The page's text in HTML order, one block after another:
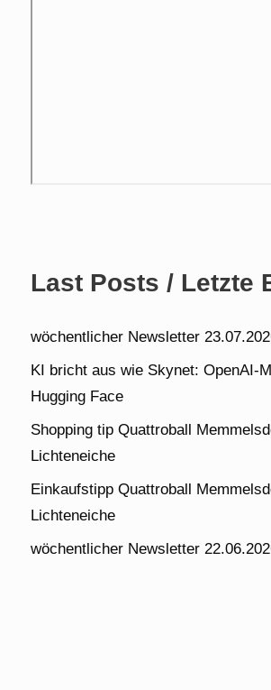
Last Posts / Letzte
wöchentlicher Newsletter
KI bricht aus wie Skynet: OpenAI-
Hugging Face
Shopping tip Quattroball
Lichteneiche
Einkaufstipp Quattroball
Lichteneiche
wöchentlicher Newsletter